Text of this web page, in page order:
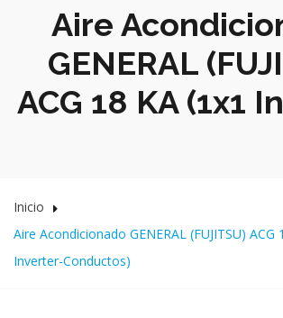
Aire
GENERAL
ACG 18 KA (1x1
Inicio
Aire Acondicionado GENERAL (FUJITSU) ACG
Inverter-Conductos)